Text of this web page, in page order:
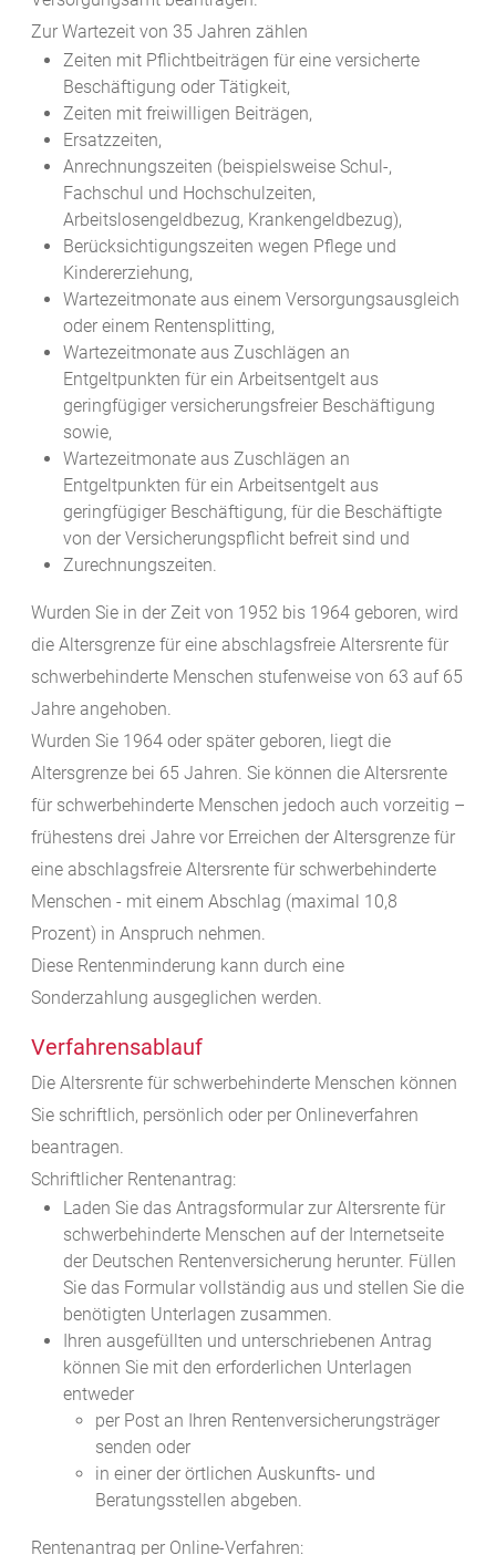
Zur Wartezeit von 35 Jahren zählen
Zeiten mit Pflichtbeiträgen für eine versicherte
Beschäftigung oder Tätigkeit,
Zeiten mit freiwilligen Beiträgen,
Ersatzzeiten,
Anrechnungszeiten (beispielsweise Schul-,
Fachschul und Hochschulzeiten,
Arbeitslosengeldbezug, Krankengeldbezug),
Berücksichtigungszeiten wegen Pflege und
Kindererziehung,
Wartezeitmonate aus einem Versorgungsausgleich
oder einem Rentensplitting,
Wartezeitmonate aus Zuschlägen an
Entgeltpunkten für ein Arbeitsentgelt aus
geringfügiger versicherungsfreier Beschäftigung
sowie,
Wartezeitmonate aus Zuschlägen an
Entgeltpunkten für ein Arbeitsentgelt aus
geringfügiger Beschäftigung, für die Beschäftigte
von der Versicherungspflicht befreit sind und
Zurechnungszeiten.
Wurden Sie in der Zeit von 1952 bis 1964 geboren, wird
die Altersgrenze für eine abschlagsfreie Altersrente für
schwerbehinderte Menschen stufenweise von 63 auf 65
Jahre angehoben.
Wurden Sie 1964 oder später geboren, liegt die
Altersgrenze bei 65 Jahren. Sie können die Altersrente
für schwerbehinderte Menschen jedoch auch vorzeitig –
frühestens drei Jahre vor Erreichen der Altersgrenze für
eine abschlagsfreie Altersrente für schwerbehinderte
Menschen - mit einem Abschlag (maximal 10,8
Prozent) in Anspruch nehmen.
Diese Rentenminderung kann durch eine
Sonderzahlung ausgeglichen werden.
Verfahrensablauf
Die Altersrente für schwerbehinderte Menschen können
Sie schriftlich, persönlich oder per Onlineverfahren
beantragen.
Schriftlicher Rentenantrag:
Laden Sie das Antragsformular zur Altersrente für
schwerbehinderte Menschen auf der Internetseite
der Deutschen Rentenversicherung herunter. Füllen
Sie das Formular vollständig aus und stellen Sie die
benötigten Unterlagen zusammen.
Ihren ausgefüllten und unterschriebenen Antrag
können Sie mit den erforderlichen Unterlagen
entweder
per Post an Ihren Rentenversicherungsträger
senden oder
in einer der örtlichen Auskunfts- und
Beratungsstellen abgeben.
Rentenantrag per Online-Verfahren: